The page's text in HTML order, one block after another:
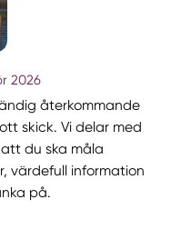
2026
återkommande
skick. Vi delar med
du ska måla
värdefull information
på.